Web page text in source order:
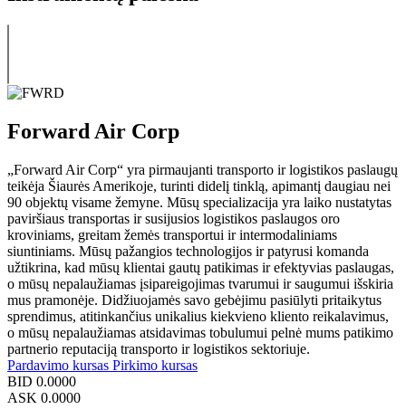
Forward Air Corp
„Forward Air Corp“ yra pirmaujanti transporto ir logistikos paslaugų
teikėja Šiaurės Amerikoje, turinti didelį tinklą, apimantį daugiau nei
90 objektų visame žemyne. Mūsų specializacija yra laiko nustatytas
paviršiaus transportas ir susijusios logistikos paslaugos oro
kroviniams, greitam žemės transportui ir intermodaliniams
siuntiniams. Mūsų pažangios technologijos ir patyrusi komanda
užtikrina, kad mūsų klientai gautų patikimas ir efektyvias paslaugas,
o mūsų nepalaužiamas įsipareigojimas tvarumui ir saugumui išskiria
mus pramonėje. Didžiuojamės savo gebėjimu pasiūlyti pritaikytus
sprendimus, atitinkančius unikalius kiekvieno kliento reikalavimus,
o mūsų nepalaužiamas atsidavimas tobulumui pelnė mums patikimo
partnerio reputaciją transporto ir logistikos sektoriuje.
Pardavimo kursas Pirkimo kursas
BID 0.0000
ASK 0.0000